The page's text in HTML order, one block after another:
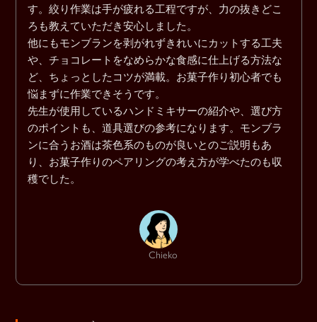
す。絞り作業は手が疲れる工程ですが、力の抜きどこ
ろも教えていただき安心しました。
他にもモンブランを剥がれずきれいにカットする工夫
や、チョコレートをなめらかな食感に仕上げる方法な
ど、ちょっとしたコツが満載。お菓子作り初心者でも
悩まずに作業できそうです。
先生が使用しているハンドミキサーの紹介や、選び方
のポイントも、道具選びの参考になります。モンブラ
ンに合うお酒は茶色系のものが良いとのご説明もあ
り、お菓子作りのペアリングの考え方が学べたのも収
穫でした。
Chieko